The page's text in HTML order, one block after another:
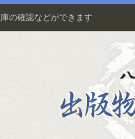
の確認などができます